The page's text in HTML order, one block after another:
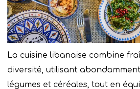
La cuisine libanaise combine
diversité, utilisant
légumes et céréales, tout en